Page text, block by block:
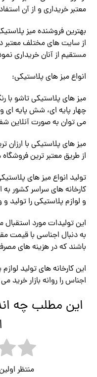
معتبر خریداری و از آن
بهترین فروشنده میز
از سایت های مختلف معتبر
مستقیم از آنان خریداری
انواع میز های پلاستیکی:
میز های پلاستیکی تاشو
چهار پایه ای، شش پایه ای
می توان به صورت آنلاین
میز های پلاستیکی با
از طریق معتبر ترین
تولید انواع میز های
کارخانه های سراسر کشور
و لوازم پلاستیکی را تولید
این تولیدات مورد استقبال
به دنبال اجناسی با قیمت
باشند که در هزینه های
این کارخانه های تولید
اجناس را روانه بازار خرید
این مطلب چه
منتظر